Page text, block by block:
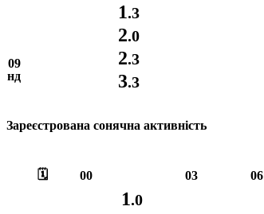
1.3
2.0
09
нд
2.3
3.3
Зареєстрована сонячна активність
🗓️ 00 03 06
1.0